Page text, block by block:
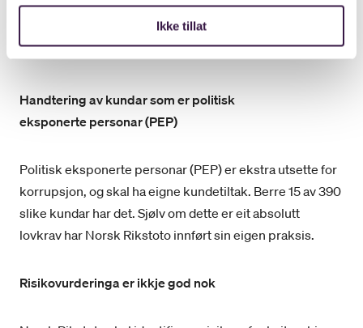
Ikke tillat
det sannsynet for å reagere med riktige tiltak på riktig
tidspunkt. Dei har heller ikkje periodisk oppfølging av
kundeforholda.
Handtering av kundar som er politisk
eksponerte personar (PEP)
Politisk eksponerte personar (PEP) er ekstra utsette for
korrupsjon, og skal ha eigne kundetiltak. Berre 15 av 390
slike kundar har det. Sjølv om dette er eit absolutt
lovkrav har Norsk Rikstoto innført sin eigen praksis.
Risikovurderinga er ikkje god nok